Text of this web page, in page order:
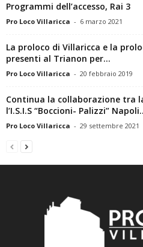
Programmi dell’accesso, Rai 3
Pro Loco Villaricca - 6 marzo 2021
La proloco di Villaricca e la
presenti al Trianon per...
Pro Loco Villaricca - 20 febbraio 2019
Continua la collaborazione tra
l’I.S.I.S “Boccioni- Palizzi”
Pro Loco Villaricca - 29 settembre 2021